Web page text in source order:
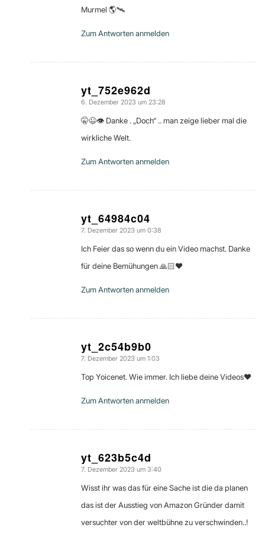
Murmel 🌎🛰
Zum Antworten anmelden
yt_752e962d
sagte:
6. Dezember 2023 um 23:28
🤫😉👁 Danke . „Doch“ .. man zeige lieber mal die
wirkliche Welt.
Zum Antworten anmelden
yt_64984c04
sagte:
7. Dezember 2023 um 0:38
Ich Feier das so wenn du ein Video machst. Danke
für deine Bemühungen 🙏🏻❤️
Zum Antworten anmelden
yt_2c54b9b0
sagte:
7. Dezember 2023 um 1:03
Top Yoicenet. Wie immer. Ich liebe deine Videos❤
Zum Antworten anmelden
yt_623b5c4d
sagte:
7. Dezember 2023 um 3:40
Wisst ihr was das für eine Sache ist die da planen
das ist der Ausstieg von Amazon Gründer damit
versuchter von der weltbühne zu verschwinden..!